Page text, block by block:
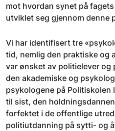
mot hvordan synet på
utviklet seg gjennom denne
Vi har identifisert tre
tid, nemlig den praktiske og
var ønsket av politielever
den akademiske og
psykologene på Politiskolen
til sist, den
forfektet i de offentlige
politiutdanning på sytti- og